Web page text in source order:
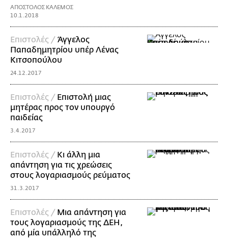
ΑΠΟΣΤΟΛΟΣ ΚΑΛΕΜΟΣ
10.1.2018
Επιστολές / Άγγελος
Παπαδημητρίου υπέρ Λένας
Κιτσοπούλου
24.12.2017
Επιστολές / Επιστολή μιας
μητέρας προς τον υπουργό
παιδείας
3.4.2017
Επιστολές / Κι άλλη μια
απάντηση για τις χρεώσεις
στους λογαριασμούς ρεύματος
31.3.2017
Επιστολές / Μια απάντηση για
τους λογαριασμούς της ΔΕΗ,
από μία υπάλληλό της